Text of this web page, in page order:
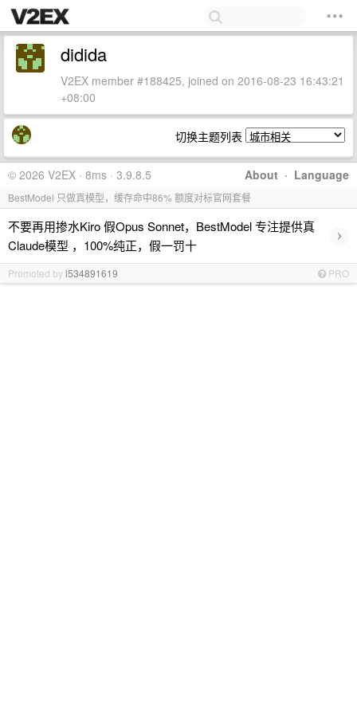
didida
V2EX member #188425, joined on 2016-08-23 16:43:21
+08:00
切换主题列表
About · Language
© 2026 V2EX · 8ms · 3.9.8.5
BestModel 只做真模型，缓存命中86% 额度对标官网套餐
不要再用掺水Kiro 假Opus Sonnet，BestModel 专注提供真
Claude模型 ，100%纯正，假一罚十
›
Promoted byl534891619 PRO